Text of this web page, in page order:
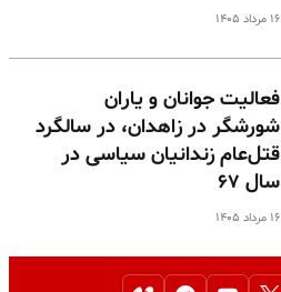
۱۶ مرداد ۱۴۰۵
فعالیت جوانان و یاران
شورشگر در زاهدان، در سالگرد
قتل‌عام زندانیان سیاسی در
سال ۶۷
۱۶ مرداد ۱۴۰۵